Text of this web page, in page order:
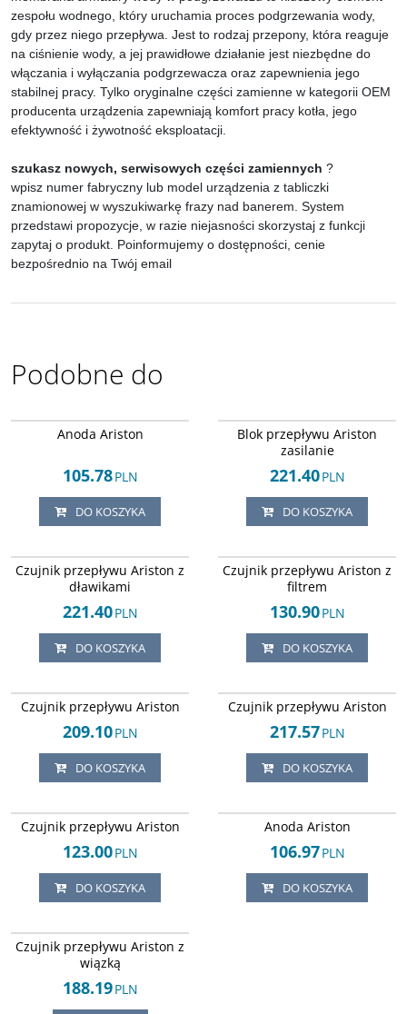
zespołu wodnego, który uruchamia proces podgrzewania wody,
gdy przez niego przepływa. Jest to rodzaj przepony, która reaguje
na ciśnienie wody, a jej prawidłowe działanie jest niezbędne do
włączania i wyłączania podgrzewacza oraz zapewnienia jego
stabilnej pracy. Tylko oryginalne części zamienne w kategorii OEM
producenta urządzenia zapewniają komfort pracy kotła, jego
efektywność i żywotność eksploatacji.
szukasz nowych, serwisowych części zamiennych ?
wpisz numer fabryczny lub model urządzenia z tabliczki
znamionowej w wyszukiwarkę frazy nad banerem. System
przedstawi propozycje, w razie niejasności skorzystaj z funkcji
zapytaj o produkt. Poinformujemy o dostępności, cenie
bezpośrednio na Twój email
Podobne do
Anoda Ariston
105.78PLN
DO KOSZYKA
Blok przepływu Ariston
zasilanie
221.40PLN
DO KOSZYKA
Czujnik przepływu Ariston z
dławikami
221.40PLN
DO KOSZYKA
Czujnik przepływu Ariston z
filtrem
130.90PLN
DO KOSZYKA
Czujnik przepływu Ariston
209.10PLN
DO KOSZYKA
Czujnik przepływu Ariston
217.57PLN
DO KOSZYKA
Czujnik przepływu Ariston
123.00PLN
DO KOSZYKA
Anoda Ariston
106.97PLN
DO KOSZYKA
Czujnik przepływu Ariston z
wiązką
188.19PLN